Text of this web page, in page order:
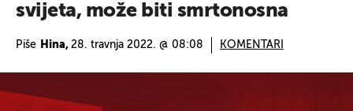
svijeta, može biti smrtonosna
Piše Hina, 28. travnja 2022. @ 08:08 KOMENTARI